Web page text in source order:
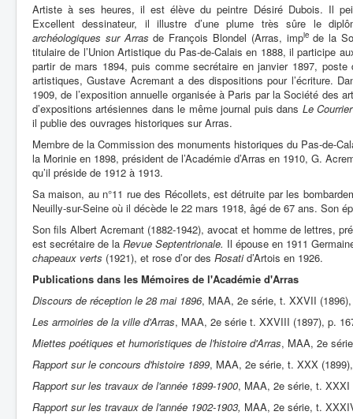
Artiste à ses heures, il est élève du peintre Désiré Dubois. Il
Excellent dessinateur, il illustre d’une plume très sûre le
archéologiques sur Arras de François Blondel (Arras, impiede la
titulaire de l’Union Artistique du Pas-de-Calais en 1888, il participe
partir de mars 1894, puis comme secrétaire en janvier 1897,
artistiques, Gustave Acremant a des dispositions pour l’écriture.
1909, de l’exposition annuelle organisée à Paris par la Société des
d’expositions artésiennes dans le même journal puis dans Le
il publie des ouvrages historiques sur Arras.
Membre de la Commission des monuments historiques du Pas-de-
la Morinie en 1898, président de l’Académie d’Arras en 1910, G.
qu’il préside de 1912 à 1913.
Sa maison, au n°11 rue des Récollets, est détruite par les
Neuilly-sur-Seine où il décède le 22 mars 1918, âgé de 67 ans. Son
Son fils Albert Acremant (1882-1942), avocat et homme de lettres,
est secrétaire de la Revue Septentrionale. Il épouse en 1911
chapeaux verts (1921), et rose d’or des Rosatid’Artois en 1926.
Publications dans les Mémoires de l'Académie d'Arras
Discours de réception le 28 mai 1896, MAA, 2e série, t. XXVII
Les armoiries de la ville d'Arras, MAA, 2e série t. XXVIII (1897), p.
Miettes poétiques et humoristiques de l'histoire d'Arras, MAA, 2e
Rapport sur le concours d'histoire 1899, MAA, 2e série, t. XXX
Rapport sur les travaux de l'année 1899-1900, MAA, 2e série, t. XXXI
Rapport sur les travaux de l'année 1902-1903, MAA, 2e série, t.